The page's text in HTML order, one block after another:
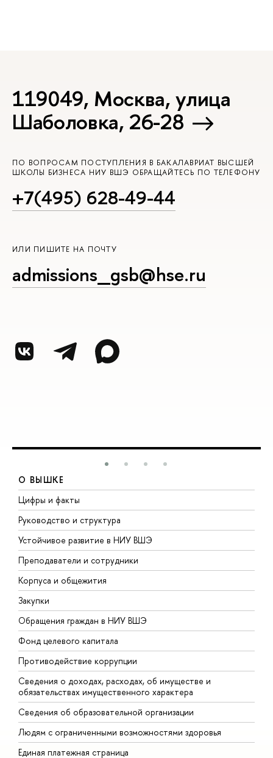
119049, Москва, улица
Шаболовка, 26-28
ПО ВОПРОСАМ ПОСТУПЛЕНИЯ В БАКАЛАВРИАТ ВЫСШЕЙ
ШКОЛЫ БИЗНЕСА НИУ ВШЭ ОБРАЩАЙТЕСЬ ПО ТЕЛЕФОНУ
+7(495) 628-49-44
ИЛИ ПИШИТЕ НА ПОЧТУ
admissions_gsb@hse.ru
О ВЫШКЕ
Цифры и факты
Руководство и структура
Устойчивое развитие в НИУ ВШЭ
Преподаватели и сотрудники
Корпуса и общежития
Закупки
Обращения граждан в НИУ ВШЭ
Фонд целевого капитала
Противодействие коррупции
Сведения о доходах, расходах, об имуществе и
обязательствах имущественного характера
Сведения об образовательной организации
Людям с ограниченными возможностями здоровья
Единая платежная страница